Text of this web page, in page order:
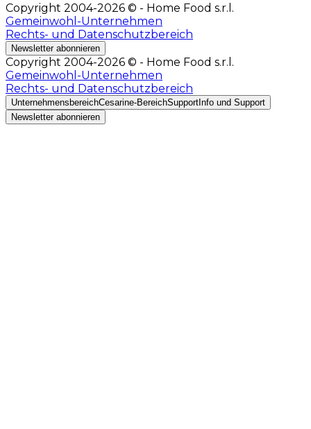
Copyright 2004-2026 © - Home Food s.r.l.
Gemeinwohl-Unternehmen
Rechts- und Datenschutzbereich
Newsletter abonnieren
Copyright 2004-2026 © - Home Food s.r.l.
Gemeinwohl-Unternehmen
Rechts- und Datenschutzbereich
UnternehmensbereichCesarine-BereichSupport Info und Support
Newsletter abonnieren